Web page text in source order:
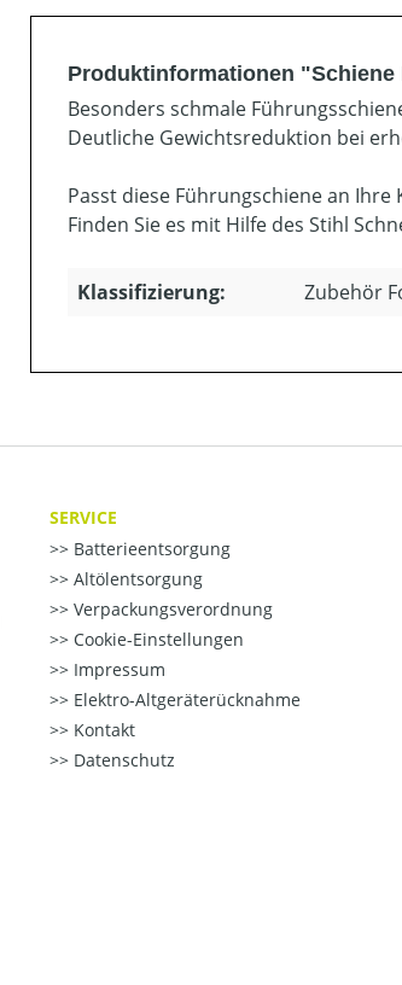
Produktinformationen "Schiene
Besonders schmale
Deutliche Gewichtsreduktion bei
Passt diese Führungschiene an
Finden Sie es mit Hilfe des Stihl
Klassifizierung: Zubehör
SERVICE
Batterieentsorgung
Altölentsorgung
Verpackungsverordnung
Cookie-Einstellungen
Impressum
Elektro-Altgeräterücknahme
Kontakt
Datenschutz